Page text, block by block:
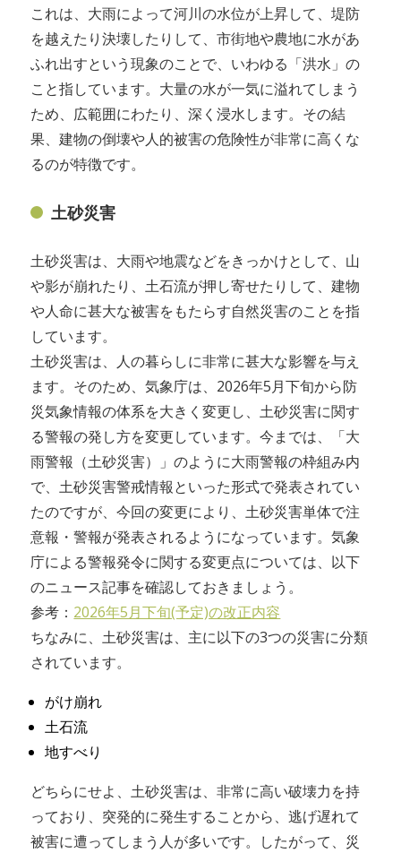
これは、大雨によって河川の水位が上昇して、堤防
を越えたり決壊したりして、市街地や農地に水があ
ふれ出すという現象のことで、いわゆる「洪水」の
こと指しています。大量の水が一気に溢れてしまう
ため、広範囲にわたり、深く浸水します。その結
果、建物の倒壊や人的被害の危険性が非常に高くな
るのが特徴です。
土砂災害
土砂災害は、大雨や地震などをきっかけとして、山
や影が崩れたり、土石流が押し寄せたりして、建物
や人命に甚大な被害をもたらす自然災害のことを指
しています。
土砂災害は、人の暮らしに非常に甚大な影響を与え
ます。そのため、気象庁は、2026年5月下旬から防
災気象情報の体系を大きく変更し、土砂災害に関す
る警報の発し方を変更しています。今までは、「大
雨警報（土砂災害）」のように大雨警報の枠組み内
で、土砂災害警戒情報といった形式で発表されてい
たのですが、今回の変更により、土砂災害単体で注
意報・警報が発表されるようになっています。気象
庁による警報発令に関する変更点については、以下
のニュース記事を確認しておきましょう。
参考： 2026年5月下旬(予定)の改正内容
ちなみに、土砂災害は、主に以下の3つの災害に分類
されています。
がけ崩れ
土石流
地すべり
どちらにせよ、土砂災害は、非常に高い破壊力を持
っており、突発的に発生することから、逃げ遅れて
被害に遭ってしまう人が多いです。したがって、災